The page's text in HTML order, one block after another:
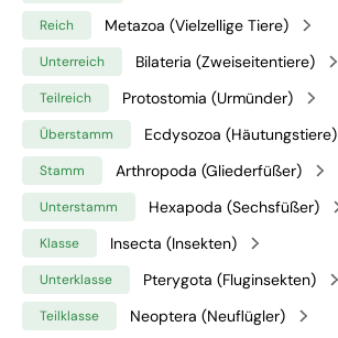
Reich Metazoa (Vielzellige Tiere)
Unterreich Bilateria (Zweiseitentiere)
Teilreich Protostomia (Urmünder)
Überstamm Ecdysozoa (Häutungstiere)
Stamm Arthropoda (Gliederfüßer)
Unterstamm Hexapoda (Sechsfüßer)
Klasse Insecta (Insekten)
Unterklasse Pterygota (Fluginsekten)
Teilklasse Neoptera (Neuflügler)